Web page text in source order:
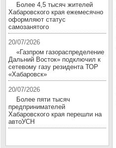
Более 4,5 тысяч жителей
Хабаровского края ежемесячно
оформляют статус
самозанятого
20/07/2026
«Газпром газораспределение
Дальний Восток» подключил к
сетевому газу резидента ТОР
«Хабаровск»
20/07/2026
Более пяти тысяч
предпринимателей
Хабаровского края перешли на
автоУСН